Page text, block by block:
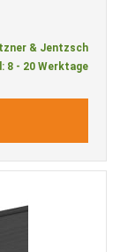
& Jentzsch
8 - 20 Werktage